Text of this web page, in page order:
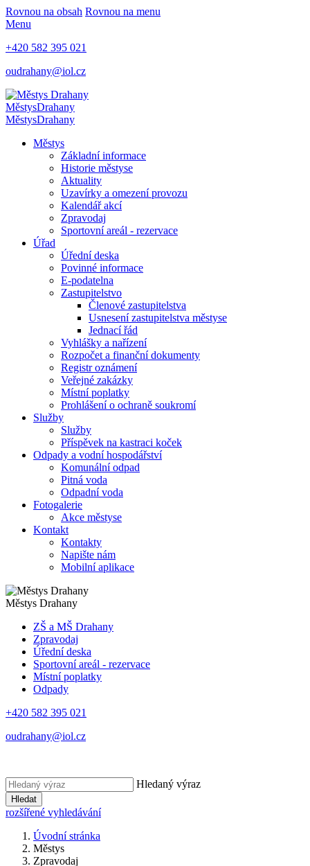
Rovnou na obsah Rovnou na menu
Menu
+420 582 395 021
oudrahany@iol.cz
MěstysDrahany
MěstysDrahany
Městys
Základní informace
Historie městyse
Aktuality
Uzavírky a omezení provozu
Kalendář akcí
Zpravodaj
Sportovní areál - rezervace
Úřad
Úřední deska
Povinné informace
E-podatelna
Zastupitelstvo
Členové zastupitelstva
Usnesení zastupitelstva městyse
Jednací řád
Vyhlášky a nařízení
Rozpočet a finanční dokumenty
Registr oznámení
Veřejné zakázky
Místní poplatky
Prohlášení o ochraně soukromí
Služby
Služby
Příspěvek na kastraci koček
Odpady a vodní hospodářství
Komunální odpad
Pitná voda
Odpadní voda
Fotogalerie
Akce městyse
Kontakt
Kontakty
Napište nám
Mobilní aplikace
Městys Drahany
ZŠ a MŠ Drahany
Zpravodaj
Úřední deska
Sportovní areál - rezervace
Místní poplatky
Odpady
+420 582 395 021
oudrahany@iol.cz
Hledaný výraz
Hledat
rozšířené vyhledávání
Úvodní stránka
Městys
Zpravodaj